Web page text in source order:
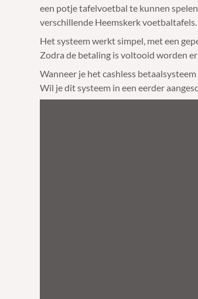
een potje tafelvoetbal te kunnen
verschillende Heemskerk
Het systeem werkt simpel, met een
Zodra de betaling is voltooid worden
Wanneer je het cashless
Wil je dit systeem in een eerder